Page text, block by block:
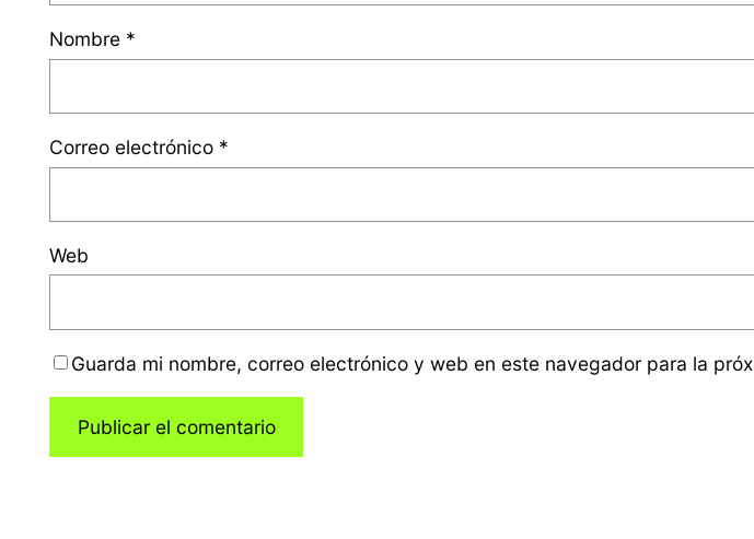
Nombre *
Correo electrónico *
Web
Guarda mi nombre, correo electrónico y web en este navegador para la